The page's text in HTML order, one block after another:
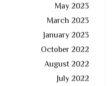
May 2023
March 2023
January 2023
October 2022
August 2022
July 2022